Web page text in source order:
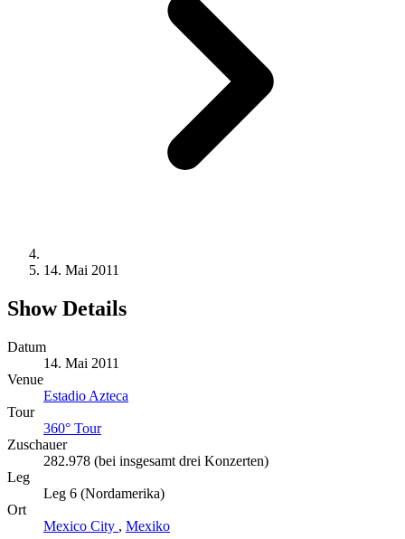
14. Mai 2011
Show Details
Datum
14. Mai 2011
Venue
Estadio Azteca
Tour
360° Tour
Zuschauer
282.978 (bei insgesamt drei Konzerten)
Leg
Leg 6 (Nordamerika)
Ort
Mexico City , Mexiko